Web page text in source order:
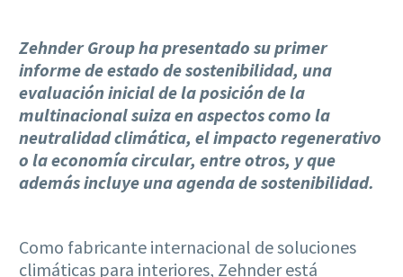
Zehnder Group ha presentado su primer
informe de estado de sostenibilidad, una
evaluación inicial de la posición de la
multinacional suiza en aspectos como la
neutralidad climática, el impacto regenerativo
o la economía circular, entre otros, y que
además incluye una agenda de sostenibilidad.
Como fabricante internacional de soluciones
climáticas para interiores, Zehnder está